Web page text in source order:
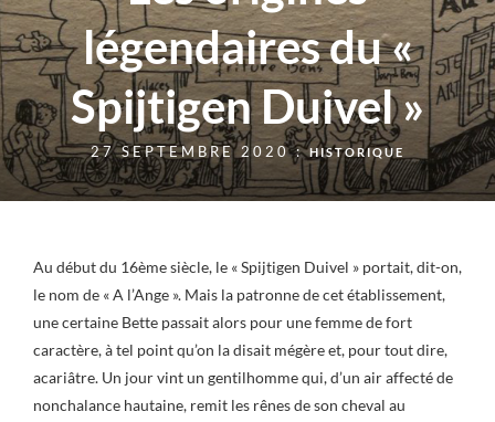
légendaires du «
Spijtigen Duivel »
27 SEPTEMBRE 2020 :HISTORIQUE
Au début du 16ème siècle, le « Spijtigen Duivel » portait, dit-on,
le nom de « A l’Ange ». Mais la patronne de cet établissement,
une certaine Bette passait alors pour une femme de fort
caractère, à tel point qu’on la disait mégère et, pour tout dire,
acariâtre. Un jour vint un gentilhomme qui, d’un air affecté de
nonchalance hautaine, remit les rênes de son cheval au